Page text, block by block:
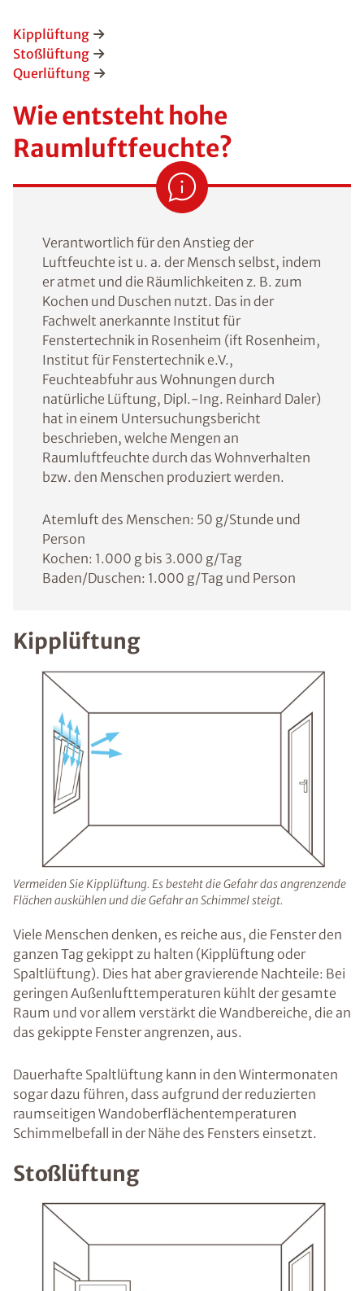
Kipplüftung
Stoßlüftung
Querlüftung
Wie entsteht hohe
Raumluftfeuchte?
Verantwortlich für den Anstieg der
Luftfeuchte ist u. a. der Mensch selbst, indem
er atmet und die Räumlichkeiten z. B. zum
Kochen und Duschen nutzt. Das in der
Fachwelt anerkannte Institut für
Fenstertechnik in Rosenheim (ift Rosenheim,
Institut für Fenstertechnik e.V.,
Feuchteabfuhr aus Wohnungen durch
natürliche Lüftung, Dipl.-Ing. Reinhard Daler)
hat in einem Untersuchungsbericht
beschrieben, welche Mengen an
Raumluftfeuchte durch das Wohnverhalten
bzw. den Menschen produziert werden.
Atemluft des Menschen: 50 g/Stunde und
Person
Kochen: 1.000 g bis 3.000 g/Tag
Baden/Duschen: 1.000 g/Tag und Person
Kipplüftung
Vermeiden Sie Kipplüftung. Es besteht die Gefahr das angrenzende
Flächen auskühlen und die Gefahr an Schimmel steigt.
Viele Menschen denken, es reiche aus, die Fenster den
ganzen Tag gekippt zu halten (Kipplüftung oder
Spaltlüftung). Dies hat aber gravierende Nachteile: Bei
geringen Außenlufttemperaturen kühlt der gesamte
Raum und vor allem verstärkt die Wandbereiche, die an
das gekippte Fenster angrenzen, aus.
Dauerhafte Spaltlüftung kann in den Wintermonaten
sogar dazu führen, dass aufgrund der reduzierten
raumseitigen Wandoberflächentemperaturen
Schimmelbefall in der Nähe des Fensters einsetzt.
Stoßlüftung